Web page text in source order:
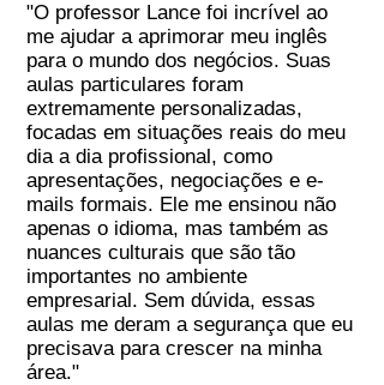
"O professor Lance foi incrível ao
me ajudar a aprimorar meu inglês
para o mundo dos negócios. Suas
aulas particulares foram
extremamente personalizadas,
focadas em situações reais do meu
dia a dia profissional, como
apresentações, negociações e e-
mails formais. Ele me ensinou não
apenas o idioma, mas também as
nuances culturais que são tão
importantes no ambiente
empresarial. Sem dúvida, essas
aulas me deram a segurança que eu
precisava para crescer na minha
área."